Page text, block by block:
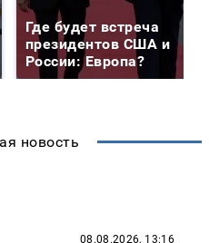
Где будет встреча
президентов США и
России: Европа?
новость
08.08.2026, 13:16